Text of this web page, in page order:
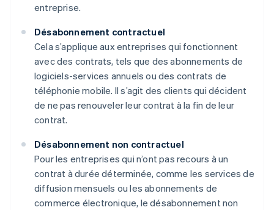
entreprise.
Désabonnement contractuel
Cela s’applique aux entreprises qui fonctionnent
avec des contrats, tels que des abonnements de
logiciels-services annuels ou des contrats de
téléphonie mobile. Il s’agit des clients qui décident
de ne pas renouveler leur contrat à la fin de leur
contrat.
Désabonnement non contractuel
Pour les entreprises qui n’ont pas recours à un
contrat à durée déterminée, comme les services de
diffusion mensuels ou les abonnements de
commerce électronique, le désabonnement non